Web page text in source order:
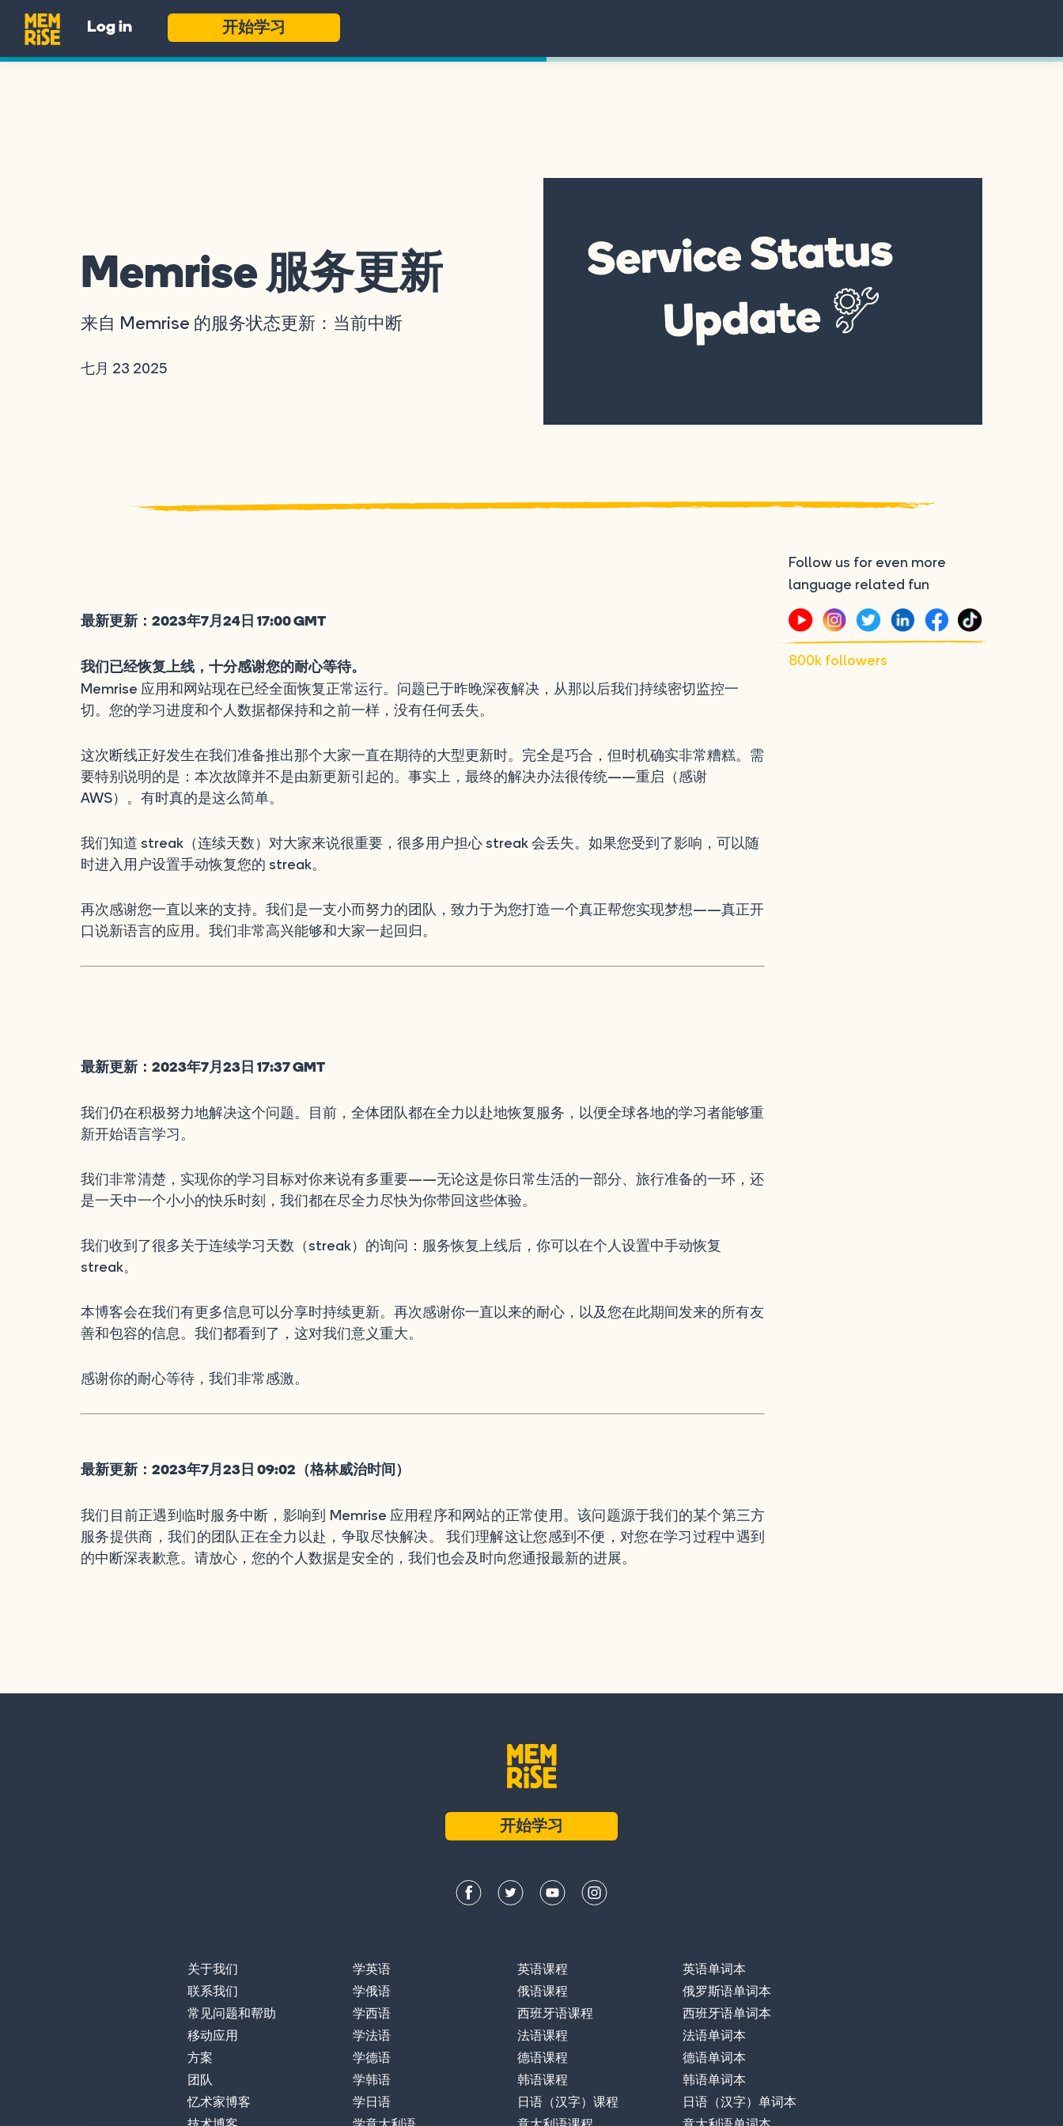
Log in 开始学习
Memrise 服务更新
来自 Memrise 的服务状态更新：当前中断
七月 23 2025
最新更新：2023年7月24日 17:00 GMT
我们已经恢复上线，十分感谢您的耐心等待。
Memrise 应用和网站现在已经全面恢复正常运行。问题已于昨晚深夜解决，从那以后我们持续密切监控一
切。您的学习进度和个人数据都保持和之前一样，没有任何丢失。
这次断线正好发生在我们准备推出那个大家一直在期待的大型更新时。完全是巧合，但时机确实非常糟糕。需
要特别说明的是：本次故障并不是由新更新引起的。事实上，最终的解决办法很传统——重启（感谢
AWS）。有时真的是这么简单。
我们知道 streak（连续天数）对大家来说很重要，很多用户担心 streak 会丢失。如果您受到了影响，可以随
时进入用户设置手动恢复您的 streak。
再次感谢您一直以来的支持。我们是一支小而努力的团队，致力于为您打造一个真正帮您实现梦想——真正开
口说新语言的应用。我们非常高兴能够和大家一起回归。
最新更新：2023年7月23日 17:37 GMT
我们仍在积极努力地解决这个问题。目前，全体团队都在全力以赴地恢复服务，以便全球各地的学习者能够重
新开始语言学习。
我们非常清楚，实现你的学习目标对你来说有多重要——无论这是你日常生活的一部分、旅行准备的一环，还
是一天中一个小小的快乐时刻，我们都在尽全力尽快为你带回这些体验。
我们收到了很多关于连续学习天数（streak）的询问：服务恢复上线后，你可以在个人设置中手动恢复
streak。
本博客会在我们有更多信息可以分享时持续更新。再次感谢你一直以来的耐心，以及您在此期间发来的所有友
善和包容的信息。我们都看到了，这对我们意义重大。
感谢你的耐心等待，我们非常感激。
最新更新：2023年7月23日 09:02（格林威治时间）
我们目前正遇到临时服务中断，影响到 Memrise 应用程序和网站的正常使用。该问题源于我们的某个第三方
服务提供商，我们的团队正在全力以赴，争取尽快解决。 我们理解这让您感到不便，对您在学习过程中遇到
的中断深表歉意。请放心，您的个人数据是安全的，我们也会及时向您通报最新的进展。
Follow us for even more
language related fun
800k followers
开始学习
关于我们 学英语 英语课程
英语单词本
联系我们
学俄语 俄语课程
俄罗斯语单词本
常见问题和帮助
学西语 西班牙语课程
西班牙语单词本
移动应用
学法语 法语课程
法语单词本
方案
学德语 德语课程
德语单词本
团队
学韩语 韩语课程
韩语单词本
忆术家博客
学日语 日语（汉字）课程
日语（汉字）单词本